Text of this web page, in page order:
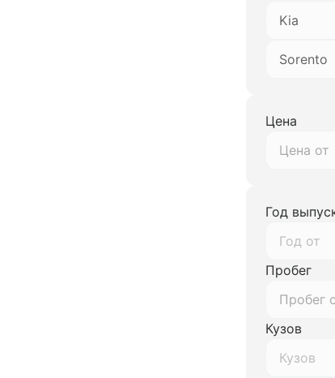
Kia
Sorento
Цена
Год
Год от
Пробег
Кузов
Кузов